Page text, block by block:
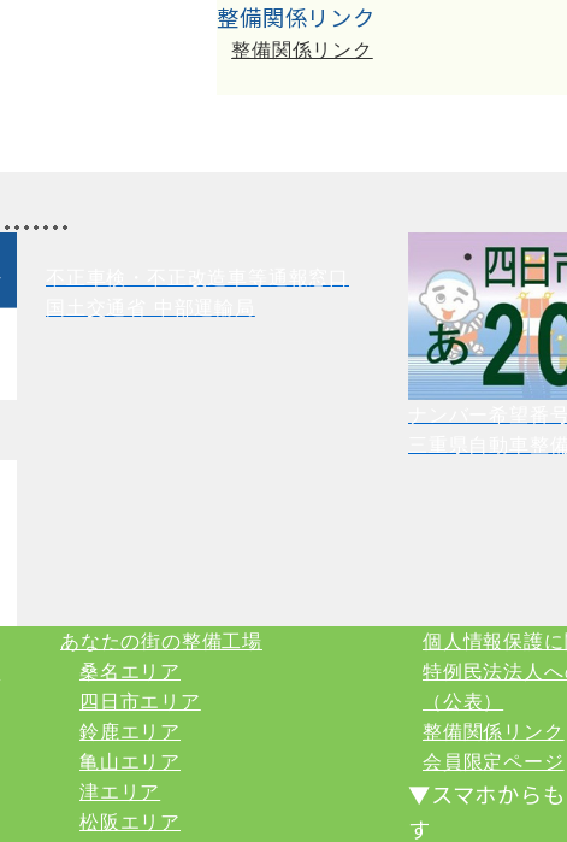
整備関係リンク
整備関係リンク
あなたの街の整備工場
桑名エリア
四日市エリア
鈴鹿エリア
亀山エリア
津エリア
松阪エリア
個人情報保護
特例民法法人
（公表）
整備関係リンク
会員限定ページ
▼スマホから
す